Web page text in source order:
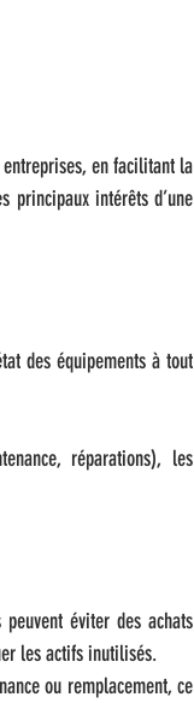
entreprises, en facilitant la
principaux intérêts d’une
des équipements à tout
réparations), les
éviter des achats
les actifs inutilisés.
ou remplacement, ce